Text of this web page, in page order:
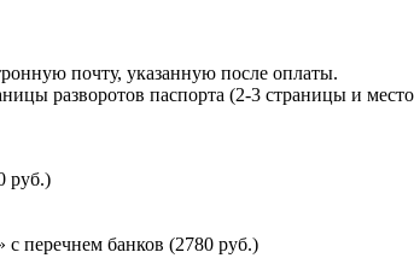
почту, указанную после оплаты.
разворотов паспорта (2-3 страницы и
руб.)
перечнем банков (2780 руб.)